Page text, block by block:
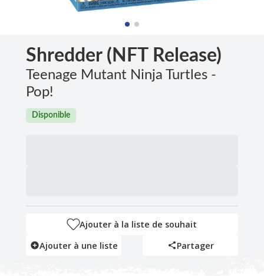
Shredder (NFT Release)
Teenage Mutant Ninja Turtles -
Pop!
Disponible
Ajouter à la liste de souhait
Ajouter à une liste
Partager